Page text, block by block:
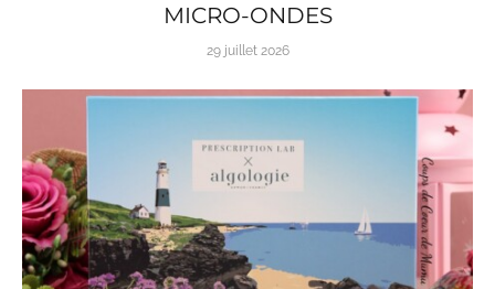
MICRO-ONDES
29 juillet 2026